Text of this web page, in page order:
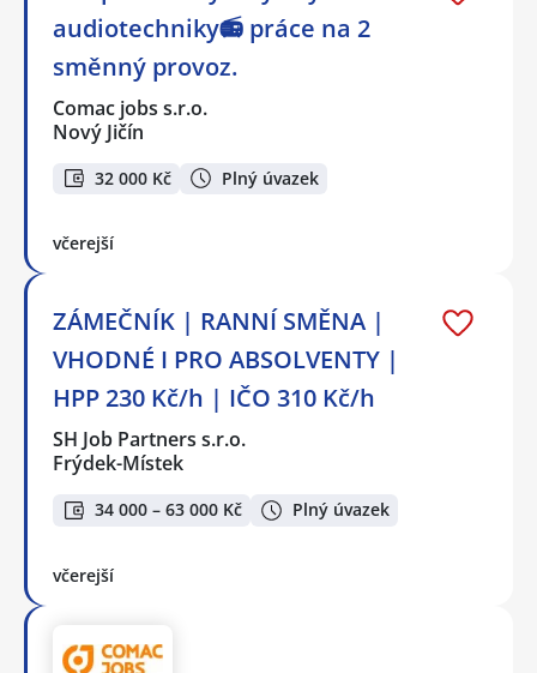
audiotechniky📻 práce na 2
směnný provoz.
Comac jobs s.r.o.
Nový Jičín
32 000 Kč Plný úvazek
včerejší
ZÁMEČNÍK | RANNÍ SMĚNA |
VHODNÉ I PRO ABSOLVENTY |
HPP 230 Kč/h | IČO 310 Kč/h
SH Job Partners s.r.o.
Frýdek-Místek
34 000 – 63 000 Kč Plný úvazek
včerejší